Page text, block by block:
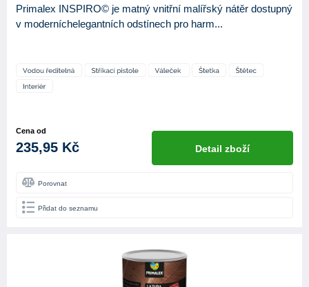
Primalex INSPIRO© je matný vnitřní malířský nátěr dostupný
v moderníchelegantních odstínech pro harm...
Cena od
235,95 Kč Detail zboží
Porovnat
Přidat do seznamu